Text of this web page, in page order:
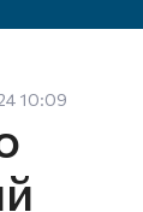
10:09